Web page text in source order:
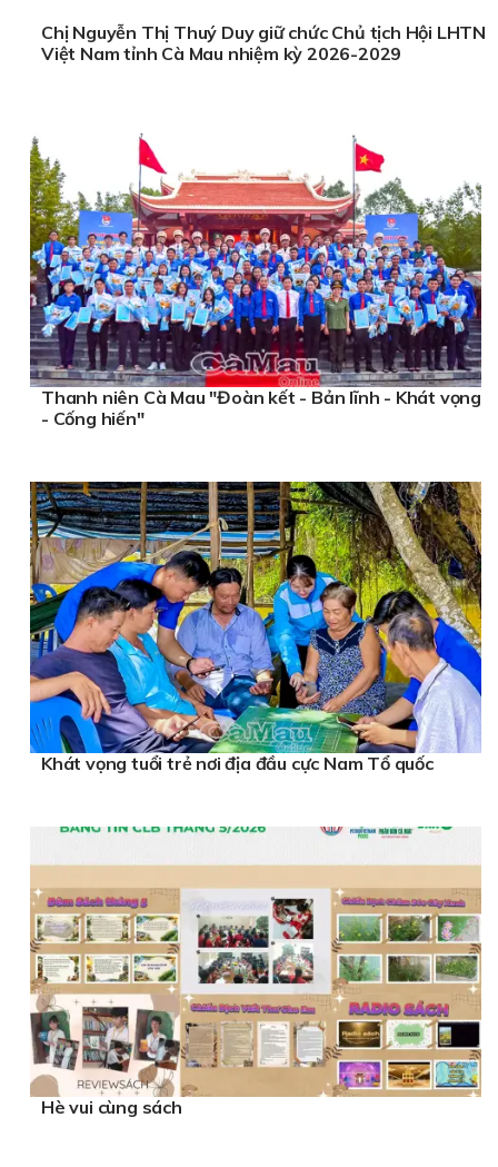
Chị Nguyễn Thị Thuý Duy giữ chức Chủ tịch Hội LHTN
Việt Nam tỉnh Cà Mau nhiệm kỳ 2026-2029
Thanh niên Cà Mau "Đoàn kết - Bản lĩnh - Khát vọng
- Cống hiến"
Khát vọng tuổi trẻ nơi địa đầu cực Nam Tổ quốc
Hè vui cùng sách